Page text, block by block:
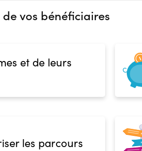
vos bénéficiaires
et de leurs
les parcours